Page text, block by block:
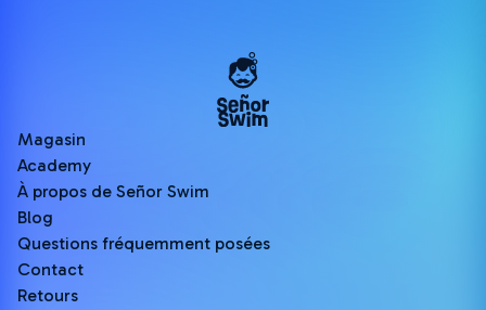
Magasin
Academy
À propos de Señor Swim
Blog
Questions fréquemment posées
Contact
Retours